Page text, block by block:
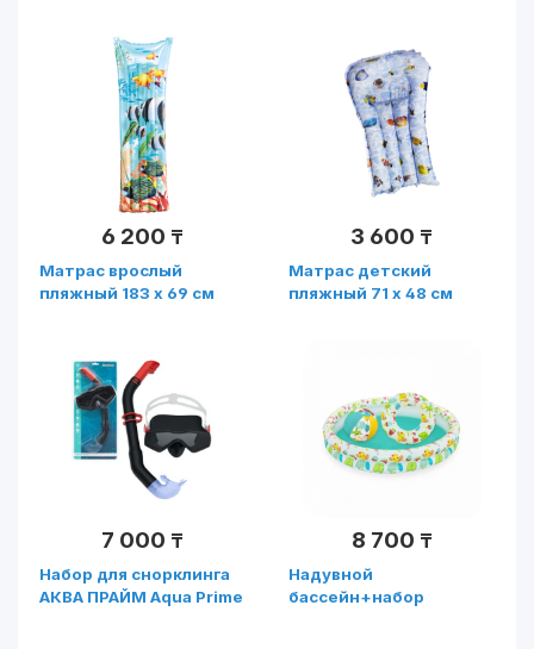
6 200 ₸
Матрас врослый
пляжный 183 х 69 см
3 600 ₸
Матрас детский
пляжный 71 х 48 см
7 000 ₸
Набор для снорклинга
АКВА ПРАЙМ Aqua Prime
8 700 ₸
Надувной
бассейн+набор